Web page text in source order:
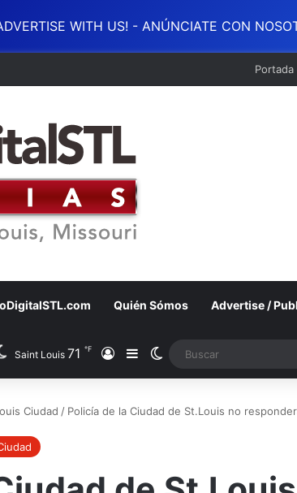
WITH US! - ANÚNCIATE CON
Quién Sómos Advertise /
Saint Louis 71 ℉ AccesoBarra lateral
Switch skin
Ciudad / Policía de la Ciudad de St.Louis no